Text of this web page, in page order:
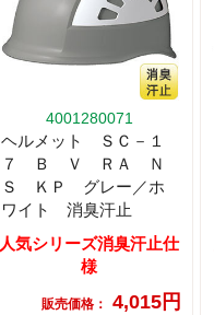
4001280071
ヘルメット ＳＣ－１
７ Ｂ Ｖ ＲＡ Ｎ
Ｓ ＫＰ グレー／ホ
ワイト 消臭汗止
人気シリーズ消臭汗止仕
様
販売価格： 4,015円